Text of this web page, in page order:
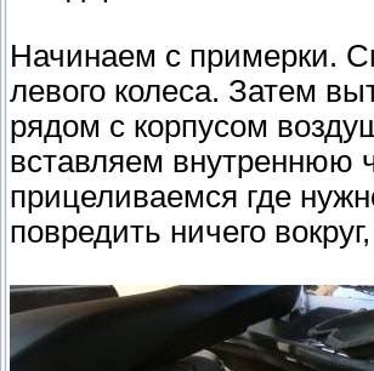
Начинаем с примерки.
левого колеса. Затем
рядом с корпусом
вставляем внутреннюю
прицеливаемся где
повредить ничего